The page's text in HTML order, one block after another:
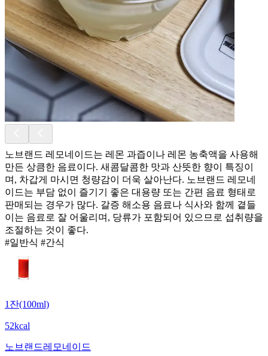
노브랜드 레모네이드는 레몬 과즙이나 레몬 농축액을 사용해
만든 상큼한 음료이다. 새콤달콤한 맛과 산뜻한 향이 특징이
며, 차갑게 마시면 청량감이 더욱 살아난다. 노브랜드 레모네
이드는 부담 없이 즐기기 좋은 대용량 또는 간편 음료 형태로
판매되는 경우가 많다. 갈증 해소용 음료나 식사와 함께 곁들
이는 음료로 잘 어울리며, 당류가 포함되어 있으므로 섭취량을
조절하는 것이 좋다.
#일반식 #간식
1잔(100ml)
52kcal
노브랜드레모네이드